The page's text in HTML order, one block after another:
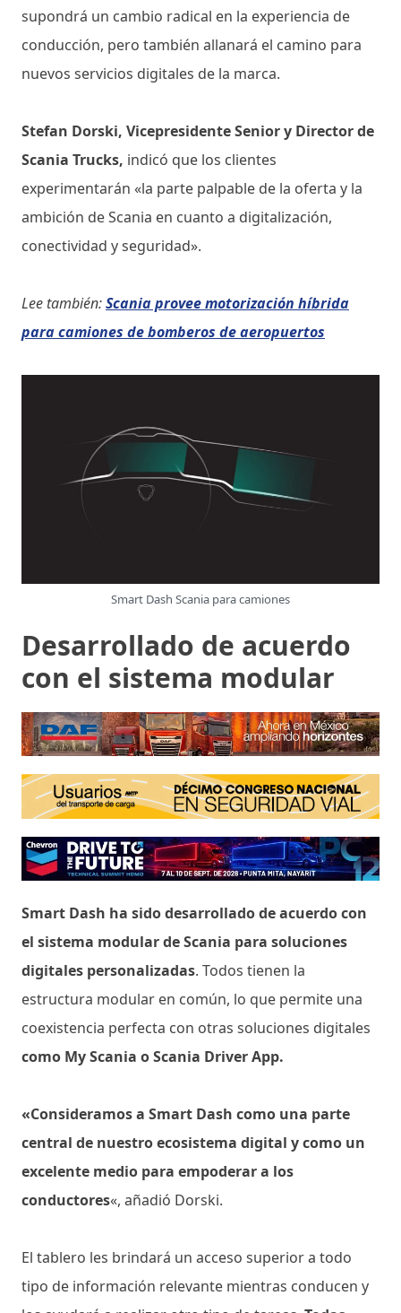
supondrá un cambio radical en la experiencia de
conducción, pero también allanará el camino para
nuevos servicios digitales de la marca.
Stefan Dorski, Vicepresidente Senior y Director de
Scania Trucks, indicó que los clientes
experimentarán «la parte palpable de la oferta y la
ambición de Scania en cuanto a digitalización,
conectividad y seguridad».
Lee también:Scania provee motorización híbrida
para camiones de bomberos de aeropuertos
Smart Dash Scania para camiones
Desarrollado de acuerdo
con el sistema modular
Smart Dash ha sido desarrollado de acuerdo con
el sistema modular de Scania para soluciones
digitales personalizadas. Todos tienen la
estructura modular en común, lo que permite una
coexistencia perfecta con otras soluciones digitales
como My Scania o Scania Driver App.
«Consideramos a Smart Dash como una parte
central de nuestro ecosistema digital y como un
excelente medio para empoderar a los
conductores«, añadió Dorski.
El tablero les brindará un acceso superior a todo
tipo de información relevante mientras conducen y